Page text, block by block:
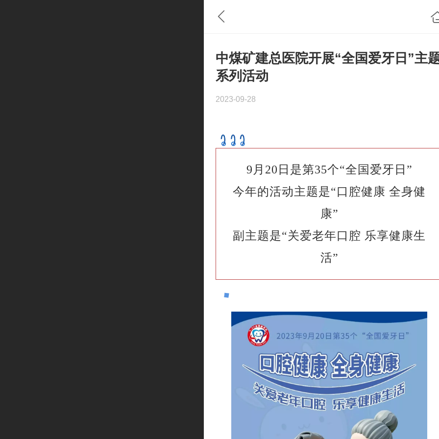
中煤矿建总医院开展“全国爱牙日”主
系列活动
2023-09-28
9月20日是第35个“全国爱牙日”
今年的活动主题是“口腔健康 全身健
康”
副主题是“关爱老年口腔 乐享健康生
活”